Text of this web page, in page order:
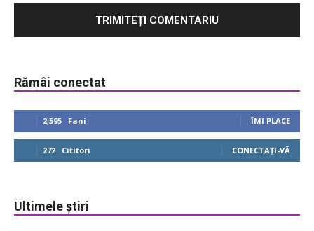
Rămâi conectat
2,595 Fani ÎMI PLACE
272 Cititori CONECTAȚI-VĂ
Ultimele știri